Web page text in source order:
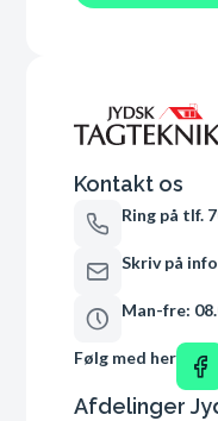
Kontakt os
Ring på tlf.
Skriv på
Man-fre:
Følg med her
Afdelinger